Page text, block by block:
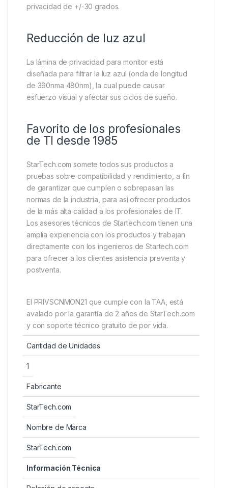
privacidad de +/-30 grados.
Reducción de luz azul
La lámina de privacidad para monitor está
diseñada para filtrar la luz azul (onda de longitud
de 390nma 480nm), la cual puede causar
esfuerzo visual y afectar sus ciclos de sueño.
Favorito de los profesionales
de TI desde 1985
StarTech.com somete todos sus productos a
pruebas sobre compatibilidad y rendimiento, a fin
de garantizar que cumplen o sobrepasan las
normas de la industria, para así ofrecer productos
de la más alta calidad a los profesionales de IT.
Los asesores técnicos de Startech.com tienen una
amplia experiencia con los productos y trabajan
directamente con los ingenieros de Startech.com
para ofrecer a los clientes asistencia preventa y
postventa.
El PRIVSCNMON21 que cumple con la TAA, está
avalado por la garantía de 2 años de StarTech.com
y con soporte técnico gratuito de por vida.
Cantidad de Unidades
1
Fabricante
StarTech.com
Nombre de Marca
StarTech.com
Información Técnica